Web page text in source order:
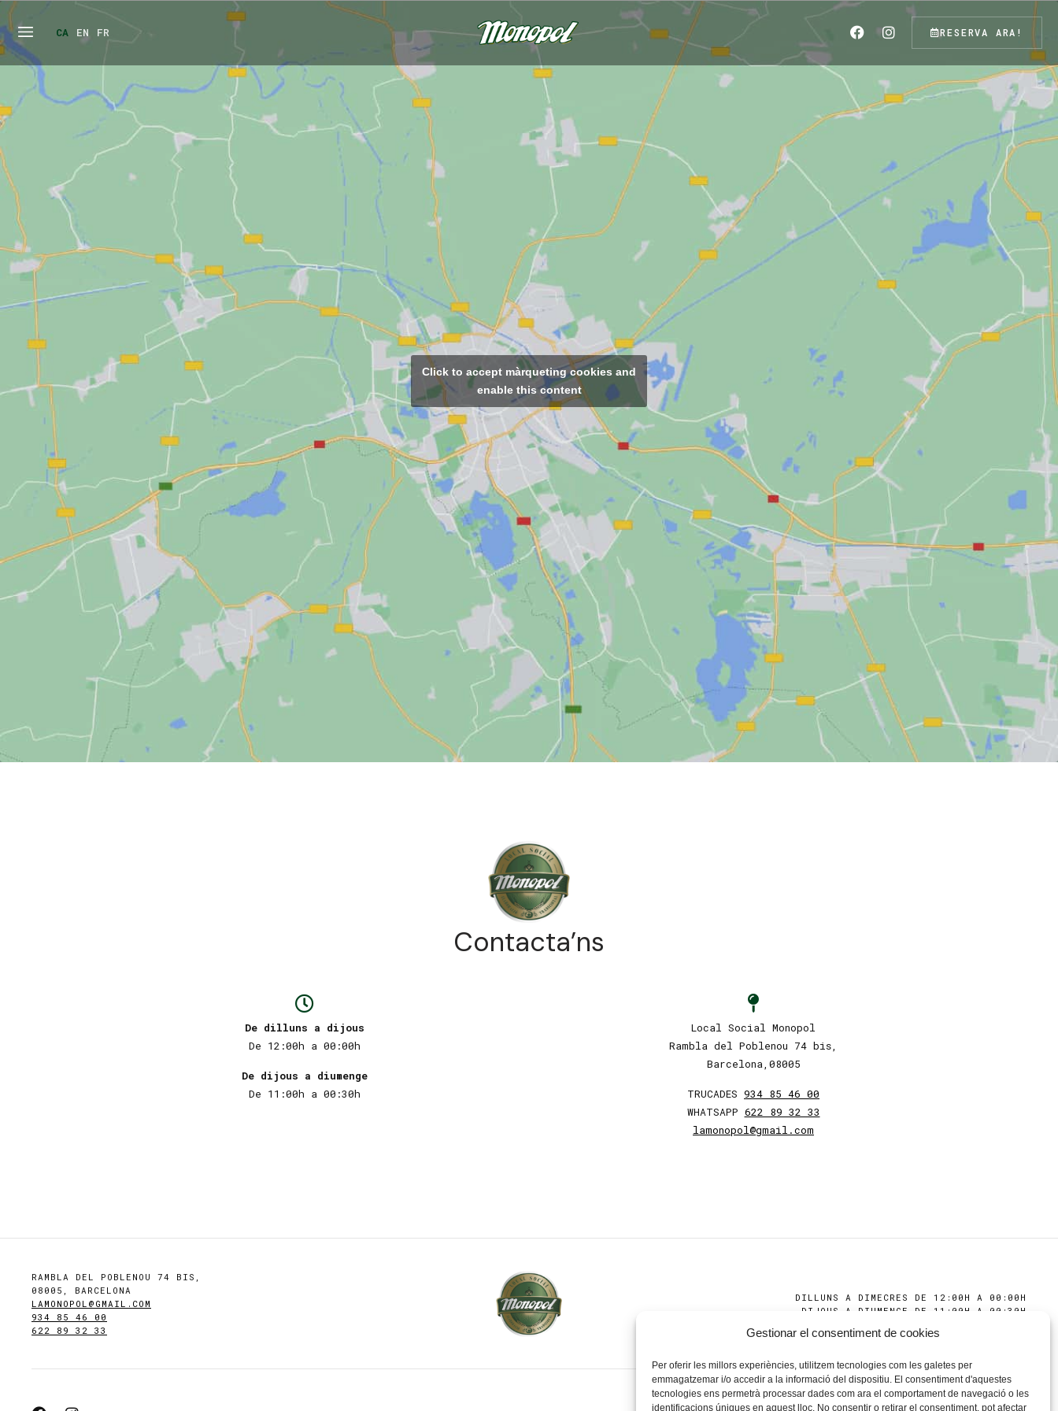
Gestionar el consentiment de cookies
Per oferir les millors experiències, utilitzem tecnologies com les galetes per
emmagatzemar i/o accedir a la informació del dispositiu. El consentiment d'aquestes
tecnologies ens permetrà processar dades com ara el comportament de navegació o les
identificacions úniques en aquest lloc. No consentir o retirar el consentiment, pot afectar
Vés
al
contingut
CA EN FR RESERVA ARA!
Click to accept màrqueting cookies and
enable this content
Contacta’ns
De dilluns a dijous
De 12:00h a 00:00h
De dijous a diumenge
De 11:00h a 00:30h
Local Social Monopol
Rambla del Poblenou 74 bis,
Barcelona,08005
TRUCADES 934 85 46 00
WHATSAPP 622 89 32 33
lamonopol@gmail.com
RAMBLA DEL POBLENOU 74 BIS,
08005, BARCELONA
LAMONOPOL@GMAIL.COM
934 85 46 00
622 89 32 33
DILLUNS A DIMECRES DE 12:00H A 00:00H
DIJOUS A DIUMENGE DE 11:00H A 00:30H